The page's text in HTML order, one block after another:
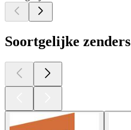
Soortgelijke zenders